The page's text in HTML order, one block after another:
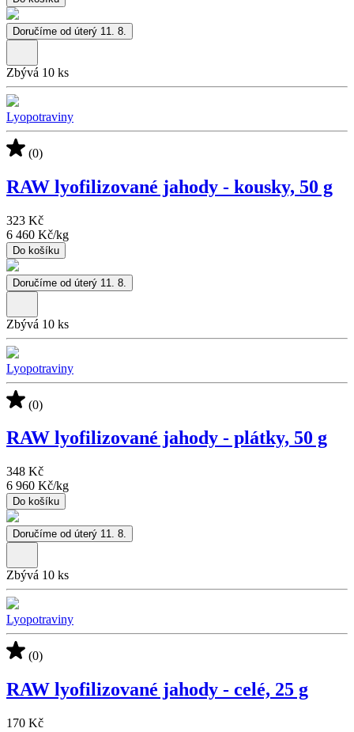
Doručíme od úterý 11. 8.
Zbývá 10 ks
Lyopotraviny
(0)
RAW lyofilizované jahody - kousky, 50 g
323 Kč
6 460 Kč/kg
Do košíku
Doručíme od úterý 11. 8.
Zbývá 10 ks
Lyopotraviny
(0)
RAW lyofilizované jahody - plátky, 50 g
348 Kč
6 960 Kč/kg
Do košíku
Doručíme od úterý 11. 8.
Zbývá 10 ks
Lyopotraviny
(0)
RAW lyofilizované jahody - celé, 25 g
170 Kč